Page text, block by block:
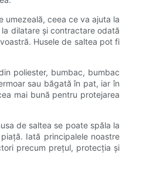
umezeală, ceea ce va ajuta la
dilatare și contractare odată
Husele de saltea pot fi
poliester, bumbac, bumbac
sau băgată în pat, iar în
mai bună pentru protejarea
de saltea se poate spăla la
Iată principalele noastre
precum prețul, protecția și